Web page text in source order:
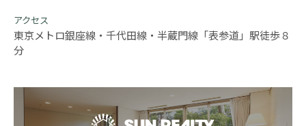
アクセス
東京メトロ銀座線・千代田線・半蔵門線「表参道」駅徒歩８
分